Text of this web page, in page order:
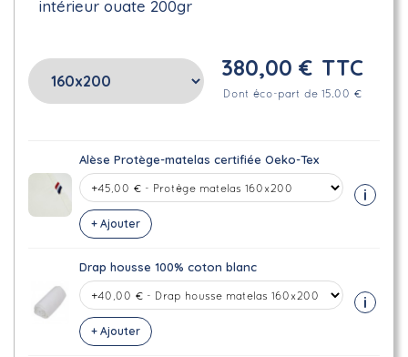
intérieur ouate 200gr
380,00 € TTC
Dont éco-part de 15.00 €
Alèse Protège-matelas certifiée Oeko-Tex
+ Ajouter
i
Drap housse 100% coton blanc
+ Ajouter
i